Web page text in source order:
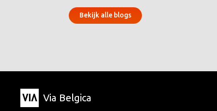
Bekijk alle blogs
Via Belgica